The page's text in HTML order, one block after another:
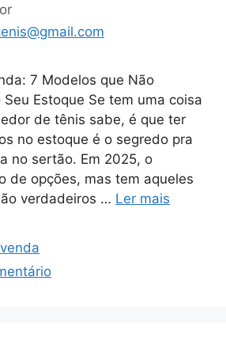
7 Modelos que Não
Estoque Se tem uma coisa
de tênis sabe, é que ter
no estoque é o segredo pra
no sertão. Em 2025, o
de opções, mas tem aqueles
verdadeiros … Ler mais